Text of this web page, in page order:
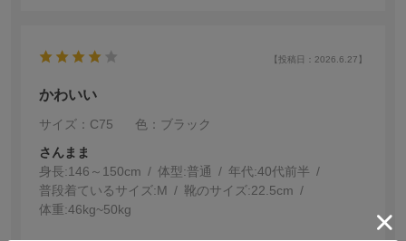
【投稿日：2026.6.27】
かわいい
サイズ：C75
色：ブラック
さんまま
身長:146～150cm 体型:普通 年代:40代前半
普段着ているサイズ:M 靴のサイズ:22.5cm
体重:46kg~50kg